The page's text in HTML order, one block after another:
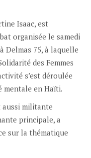
Isaac, est
organisée le samedi
Delmas 75, à laquelle
des Femmes
s’est déroulée
mentale en Haïti.
aussi militante
principale, a
sur la thématique